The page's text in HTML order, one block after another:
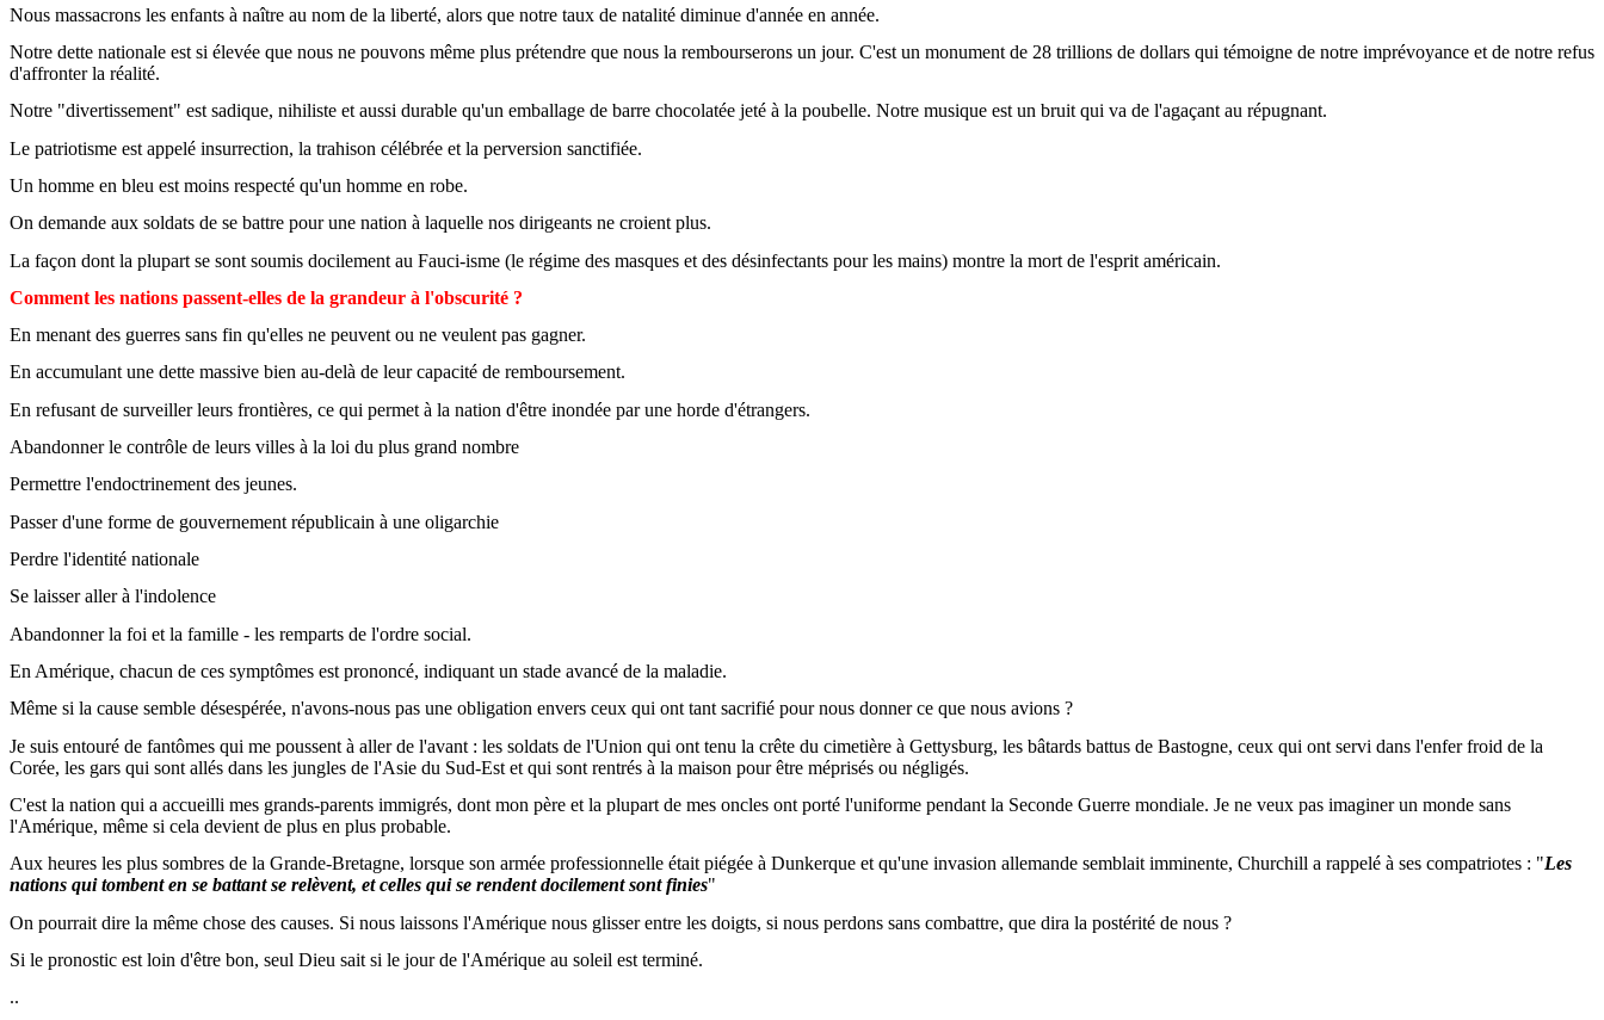
Nous massacrons les enfants à naître au nom de la liberté, alors que notre taux de natalité diminue d'année en année.
Notre dette nationale est si élevée que nous ne pouvons même plus prétendre que nous la rembourserons un jour. C'est un monument de 28 trillions de dollars qui témoigne de notre imprévoyance et de notre refus
d'affronter la réalité.
Notre "divertissement" est sadique, nihiliste et aussi durable qu'un emballage de barre chocolatée jeté à la poubelle. Notre musique est un bruit qui va de l'agaçant au répugnant.
Le patriotisme est appelé insurrection, la trahison célébrée et la perversion sanctifiée.
Un homme en bleu est moins respecté qu'un homme en robe.
On demande aux soldats de se battre pour une nation à laquelle nos dirigeants ne croient plus.
La façon dont la plupart se sont soumis docilement au Fauci-isme (le régime des masques et des désinfectants pour les mains) montre la mort de l'esprit américain.
Comment les nations passent-elles de la grandeur à l'obscurité ?
En menant des guerres sans fin qu'elles ne peuvent ou ne veulent pas gagner.
En accumulant une dette massive bien au-delà de leur capacité de remboursement.
En refusant de surveiller leurs frontières, ce qui permet à la nation d'être inondée par une horde d'étrangers.
Abandonner le contrôle de leurs villes à la loi du plus grand nombre
Permettre l'endoctrinement des jeunes.
Passer d'une forme de gouvernement républicain à une oligarchie
Perdre l'identité nationale
Se laisser aller à l'indolence
Abandonner la foi et la famille - les remparts de l'ordre social.
En Amérique, chacun de ces symptômes est prononcé, indiquant un stade avancé de la maladie.
Même si la cause semble désespérée, n'avons-nous pas une obligation envers ceux qui ont tant sacrifié pour nous donner ce que nous avions ?
Je suis entouré de fantômes qui me poussent à aller de l'avant : les soldats de l'Union qui ont tenu la crête du cimetière à Gettysburg, les bâtards battus de Bastogne, ceux qui ont servi dans l'enfer froid de la
Corée, les gars qui sont allés dans les jungles de l'Asie du Sud-Est et qui sont rentrés à la maison pour être méprisés ou négligés.
C'est la nation qui a accueilli mes grands-parents immigrés, dont mon père et la plupart de mes oncles ont porté l'uniforme pendant la Seconde Guerre mondiale. Je ne veux pas imaginer un monde sans
l'Amérique, même si cela devient de plus en plus probable.
Aux heures les plus sombres de la Grande-Bretagne, lorsque son armée professionnelle était piégée à Dunkerque et qu'une invasion allemande semblait imminente, Churchill a rappelé à ses compatriotes : "Les
nations qui tombent en se battant se relèvent, et celles qui se rendent docilement sont finies"
On pourrait dire la même chose des causes. Si nous laissons l'Amérique nous glisser entre les doigts, si nous perdons sans combattre, que dira la postérité de nous ?
Si le pronostic est loin d'être bon, seul Dieu sait si le jour de l'Amérique au soleil est terminé.
..